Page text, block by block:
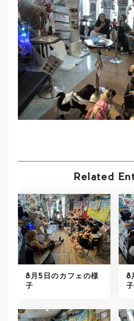
Related
8月5日のカフェの様
子
8
子